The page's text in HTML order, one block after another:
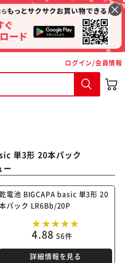
ログイン/会員情報
単3形 20本パック
ー
電池 BIGCAPA basic 単3形 20
パック LR6Bb/20P
4.88 56件
詳細情報を見る